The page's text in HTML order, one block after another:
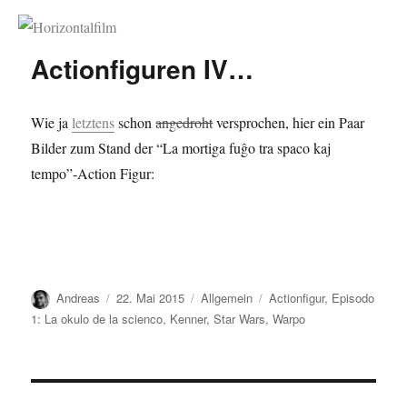
Horizontalfilm
Actionfiguren IV…
Wie jaletztensschonangedrohtversprochen, hier ein Paar
Bilder zum Stand der “La mortiga fuĝo tra spaco kaj
tempo”-Action Figur:
Autor
Andreas
Veröffentlicht
am
22. Mai 2015 Kategorien
Allgemein Schlagwörter
Actionfigur, Episodo
1: La okulo de la scienco, Kenner,Star Wars,Warpo